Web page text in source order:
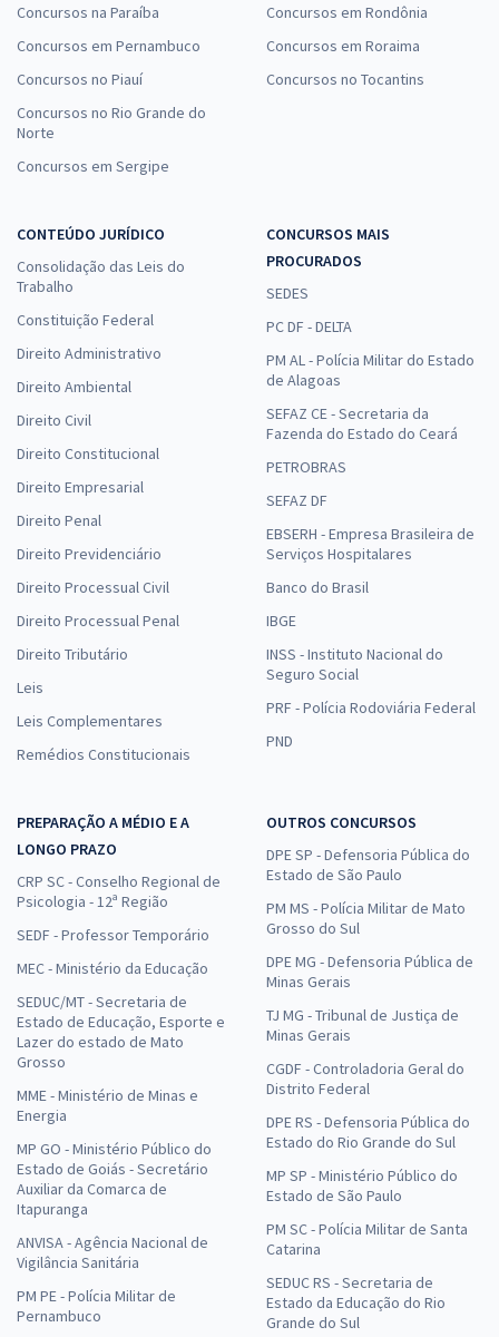
Concursos na Paraíba
Concursos em Pernambuco
Concursos no Piauí
Concursos no Rio Grande do
Norte
Concursos em Sergipe
Concursos em Rondônia
Concursos em Roraima
Concursos no Tocantins
CONTEÚDO JURÍDICO
Consolidação das Leis do
Trabalho
Constituição Federal
Direito Administrativo
Direito Ambiental
Direito Civil
Direito Constitucional
Direito Empresarial
Direito Penal
Direito Previdenciário
Direito Processual Civil
Direito Processual Penal
Direito Tributário
Leis
Leis Complementares
Remédios Constitucionais
CONCURSOS MAIS
PROCURADOS
SEDES
PC DF - DELTA
PM AL - Polícia Militar do Estado
de Alagoas
SEFAZ CE - Secretaria da
Fazenda do Estado do Ceará
PETROBRAS
SEFAZ DF
EBSERH - Empresa Brasileira de
Serviços Hospitalares
Banco do Brasil
IBGE
INSS - Instituto Nacional do
Seguro Social
PRF - Polícia Rodoviária Federal
PND
PREPARAÇÃO A MÉDIO E A
LONGO PRAZO
CRP SC - Conselho Regional de
Psicologia - 12ª Região
SEDF - Professor Temporário
MEC - Ministério da Educação
SEDUC/MT - Secretaria de
Estado de Educação, Esporte e
Lazer do estado de Mato
Grosso
MME - Ministério de Minas e
Energia
MP GO - Ministério Público do
Estado de Goiás - Secretário
Auxiliar da Comarca de
Itapuranga
ANVISA - Agência Nacional de
Vigilância Sanitária
PM PE - Polícia Militar de
Pernambuco
OUTROS CONCURSOS
DPE SP - Defensoria Pública do
Estado de São Paulo
PM MS - Polícia Militar de Mato
Grosso do Sul
DPE MG - Defensoria Pública de
Minas Gerais
TJ MG - Tribunal de Justiça de
Minas Gerais
CGDF - Controladoria Geral do
Distrito Federal
DPE RS - Defensoria Pública do
Estado do Rio Grande do Sul
MP SP - Ministério Público do
Estado de São Paulo
PM SC - Polícia Militar de Santa
Catarina
SEDUC RS - Secretaria de
Estado da Educação do Rio
Grande do Sul